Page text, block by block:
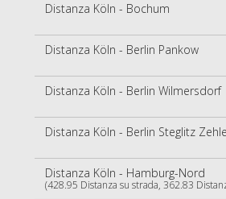
Distanza Köln - Bochum
Distanza Köln - Berlin Pankow
Distanza Köln - Berlin Wilmersdorf
Distanza Köln - Berlin Steglitz
Distanza Köln - Hamburg-Nord
(428.95 Distanza su strada, 362.83